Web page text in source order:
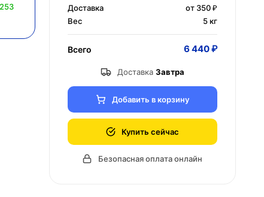
Доставка
от 350 ₽
Вес
5 кг
Всего 6 440 ₽
Доставка Завтра
Добавить в корзину
Купить сейчас
Безопасная оплата онлайн